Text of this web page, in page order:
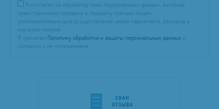
Я согласен на обработку моих персональных данных, включая
трансграничную передачу и передачу третьим лицам,
уполномоченным для осуществления целей маркетинга, рекламы и
изучения мнений.
Я прочитал Политику обработки и защиты персональных данных и
согласен с ее положениями
CКАН
ОТЗЫВА